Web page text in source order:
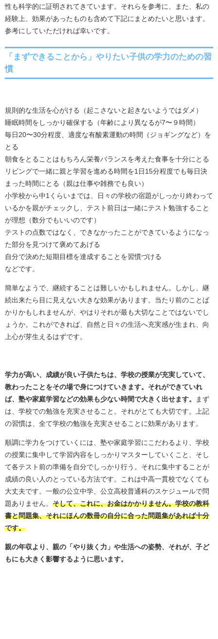
性も科学的に証明されてきています。それらを参考に、また、私の
経験上、効果があったものも含めて下記にまとめたいと思います。
参考にしていただければ幸いです。
「まずできることから」やりたい子供の学力のための習
慣
規則的な生活を心がける（起こさないと起きないようではダメ）
睡眠時間をしっかり確保する（年齢により異なるが7〜９時間）
毎日20〜30分程度、適度な有酸素運動の時間（ジョギングなど）を
とる
朝食をとることはもちろん栄養バランスを考えた食事を十分にとる
リビングで一緒に親と学習を進める時間を1日15分程度でも毎日決
まった時間にとる（親は仕事や雑務でも良い）
小学校から中1くらいまでは、日々の学校の宿題がしっかり終わって
いるかを親がチェックし、テスト前日は一緒にテスト勉強すること
が理想（数分でもいいのです）
テストの点数ではなく、できなかったことができているようになっ
た部分を見つけて褒めてあげる
自分で決めた短期目標を達成することを習慣づける
などです。
簡単なようで、継続することは難しいかもしれません。しかし、継
続出来たら目に見えない大きな効果があります。当たり前のことば
かりかもしれませんが、やはりそれが最も大切なことではないでし
ょうか。これができれば、自然と日々の生活へ充実感が生まれ、向
上心が芽生えるはずです。
学力が高い、成績が良い子供たちは、学校の授業が充実していて、
教わったことをその場で身につけていきます。それができていれ
ば、塾や家庭学習などの効果も少ない時間で大きく出せます。
まず
は、学校での勉強を充実させること。それがとても大切です。上記
の習慣は、全て学校の勉強を充実させることに効果があります。
順調に学力をつけていくには、塾や家庭学習にこだわるより、学校
の授業に集中して学習内容をしっかりマスターしていくこと、そし
て各テスト前の準備を自分でしっかり行う。それに集中することが
成績の良い人のとっている方法です。これは中高一貫校でなくても
大丈夫です。一般の公立中学、公立高校普通科のスケジュールで問
題ありません。 そして、これに、お金はかかりません。学校の教科
書と問題集、それにほんの数冊の自分に合った問題集があれば十分
です。
親の年収より、親の「やり抜く力」や生活への姿勢、それが、子ど
もにも大きく影響するように思います。